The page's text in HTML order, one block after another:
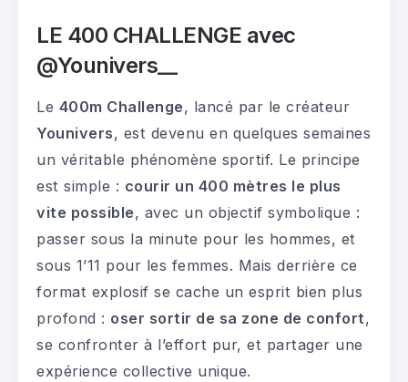
LE 400 CHALLENGE avec
@Younivers__
Le 400m Challenge, lancé par le créateur
Younivers, est devenu en quelques semaines
un véritable phénomène sportif. Le principe
est simple : courir un 400 mètres le plus
vite possible, avec un objectif symbolique :
passer sous la minute pour les hommes, et
sous 1’11 pour les femmes. Mais derrière ce
format explosif se cache un esprit bien plus
profond : oser sortir de sa zone de confort,
se confronter à l’effort pur, et partager une
expérience collective unique.